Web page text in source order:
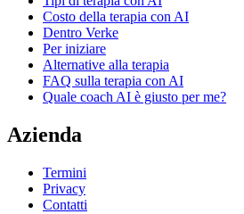
Costo della terapia con AI
Dentro Verke
Per iniziare
Alternative alla terapia
FAQ sulla terapia con AI
Quale coach AI è giusto per me?
Azienda
Termini
Privacy
Contatti